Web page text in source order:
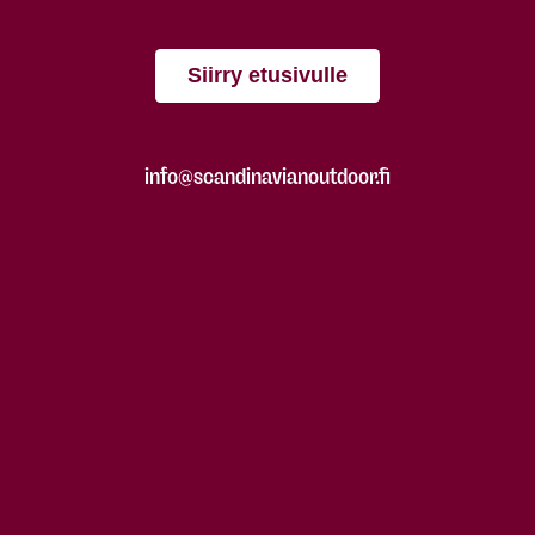
Siirry etusivulle
info@scandinavianoutdoor.fi